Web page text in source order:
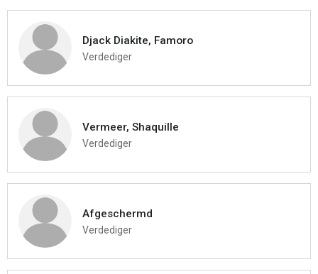
Djack Diakite, Famoro
Verdediger
Vermeer, Shaquille
Verdediger
Afgeschermd
Verdediger